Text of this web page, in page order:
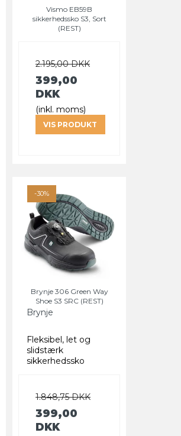
Vismo EB59B
sikkerhedssko S3, Sort
(REST)
2.195,00 DKK
399,00
DKK
(inkl. moms)
VIS PRODUKT
-30%
Brynje 306 Green Way
Shoe S3 SRC (REST)
Brynje
Fleksibel, let og
slidstærk
sikkerhedssko
1.848,75 DKK
399,00
DKK